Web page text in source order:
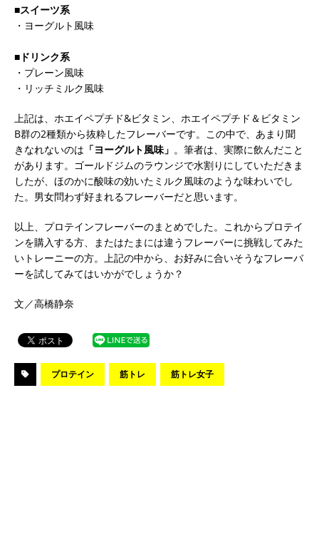
■スイーツ系
・ヨーグルト風味
■ドリンク系
・プレーン風味
・リッチミルク風味
上記は、ホエイペプチド&ビタミン、ホエイペプチド＆ビタミン
B群の2種類から抜粋したフレーバーです。この中で、あまり聞
きなれないのは 「ヨーグルト風味」 。筆者は、実際に飲んだこと
があります。ゴールドジムのラウンジで水割りにしていただきま
したが、ほのかに酸味の効いたミルク風味のような味わいでし
た。男女問わず好まれるフレーバーだと思います。
以上、プロテインフレーバーのまとめでした。これからプロテイ
ンを購入する方、またはたまには違うフレーバーに挑戦してみた
いトレーニーの方。上記の中から、お好みに合いそうなフレーバ
ーを試してみてはいかがでしょうか？
文／高橋静奈
プロテイン 筋トレ 筋トレ女子